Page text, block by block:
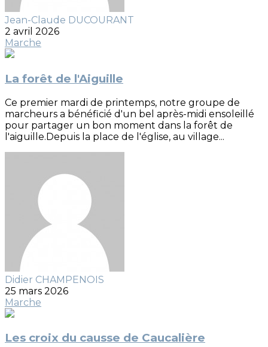
Jean-Claude DUCOURANT
2 avril 2026
Marche
La forêt de l'Aiguille
Ce premier mardi de printemps, notre groupe de
marcheurs a bénéficié d'un bel après-midi ensoleillé
pour partager un bon moment dans la forêt de
l'aiguille.Depuis la place de l'église, au village...
Didier CHAMPENOIS
25 mars 2026
Marche
Les croix du causse de Caucalière